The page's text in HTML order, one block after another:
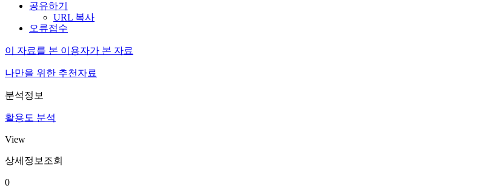
공유하기
URL 복사
오류접수
이 자료를 본 이용자가 본 자료
나만을 위한 추천자료
분석정보
활용도 분석
View
상세정보조회
0